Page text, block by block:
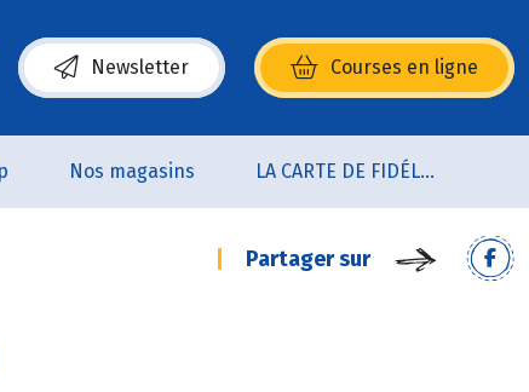
Newsletter Courses en ligne
(s’ouvre dans une nouvelle fenêtre)
Nos magasins LA CARTE DE FIDÉLITÉ
Partager sur